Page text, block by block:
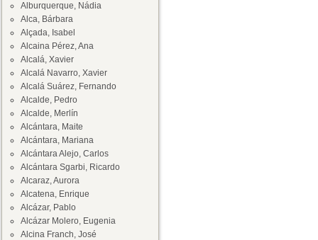
Alburquerque, Nádia
Alca, Bárbara
Alçada, Isabel
Alcaina Pérez, Ana
Alcalá, Xavier
Alcalá Navarro, Xavier
Alcalá Suárez, Fernando
Alcalde, Pedro
Alcalde, Merlín
Alcántara, Maite
Alcántara, Mariana
Alcántara Alejo, Carlos
Alcántara Sgarbi, Ricardo
Alcaraz, Aurora
Alcatena, Enrique
Alcázar, Pablo
Alcázar Molero, Eugenia
Alcina Franch, José